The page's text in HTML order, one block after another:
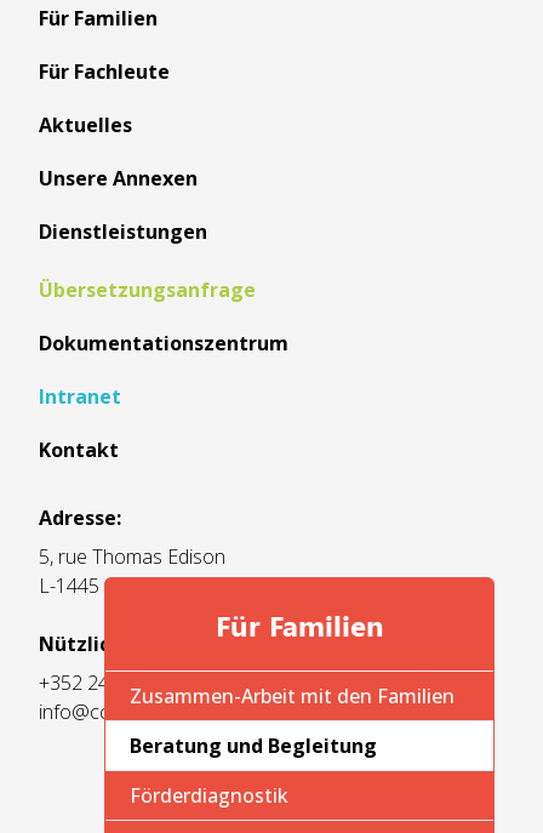
Für Familien
Zusammen-Arbeit mit den Familien
Beratung und Begleitung
Förderdiagnostik
Für Familien
Für Fachleute
Aktuelles
Unsere Annexen
Dienstleistungen
Übersetzungsanfrage
Dokumentationszentrum
Intranet
Kontakt
Adresse:
5, rue Thomas Edison
L-1445 Strassen
Nützliche Informationen:
+352 247-55700
info@cc-cdi.lu